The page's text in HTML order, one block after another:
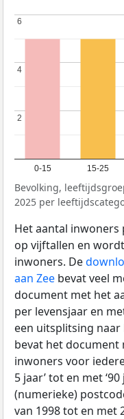
0-15 15-25
2
2
4
4
6
6
Bevolking,
2025 per
Het aantal
op vijftallen en
inwoners. De
aan Zee bevat veel
document met het
per levensjaar en
een uitsplitsing
bevat het document
inwoners voor
5 jaar’ tot en met
(numerieke)
van 1998 tot en met